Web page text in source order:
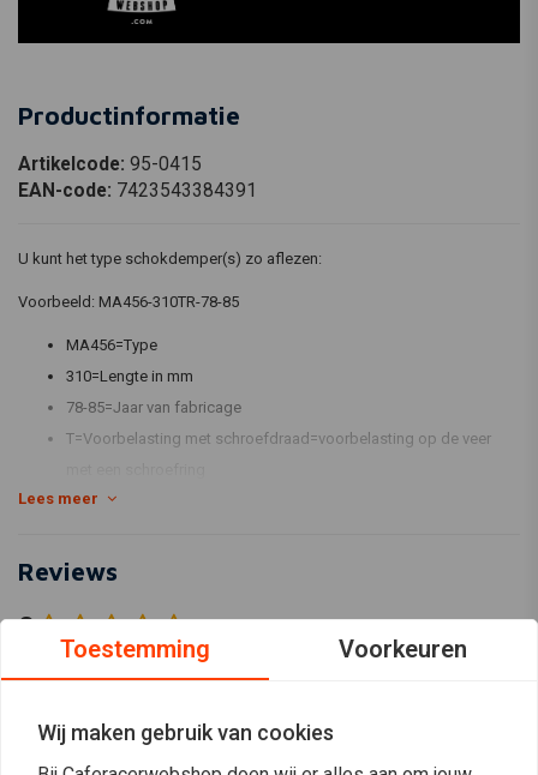
Productinformatie
Artikelcode: 95-0415
EAN-code: 7423543384391
U kunt het type schokdemper(s) zo aflezen:
Voorbeeld: MA456-310TR-78-85
MA456=Type
310=Lengte in mm
78-85=Jaar van fabricage
T=Voorbelasting met schroefdraad=voorbelasting op de veer
R=Rebound=zwarte knop aan de onderzijde=afstelling op de
gehouden met de uitgaande demping.
C=Compressie=Compressie verstelling op het reservoir
Hi en Low speed compressie is instelbaar.
M=Mono schokdemper
Lees meer
Reviews
0 (0 beoordelingen)
Toestemming Voorkeuren
Wij maken gebruik van cookies